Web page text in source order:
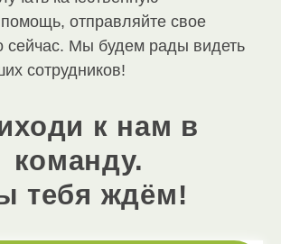
отправляйте свое
сейчас. Мы будем рады видеть
сотрудников!
к нам в
команду.
тебя ждём!